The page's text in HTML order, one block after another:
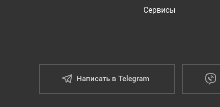
Сервисы
Написать в Telegram